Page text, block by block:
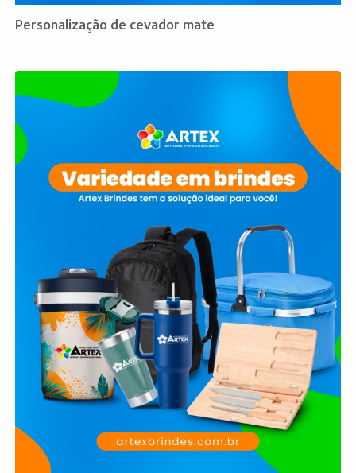
Personalização de cevador mate